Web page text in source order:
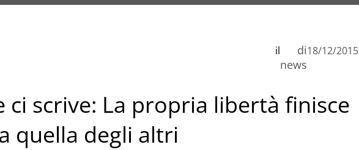
di
news
il 18/12/2015
ci scrive: La propria libertà finisce
quella degli altri